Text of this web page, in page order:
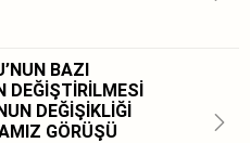
BAZI
DEĞİŞTİRİLMESİ
DEĞİŞİKLİĞİ
GÖRÜŞÜ